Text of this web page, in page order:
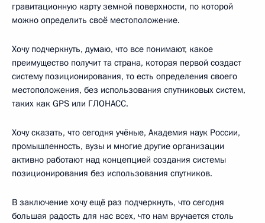
гравитационную карту земной поверхности, по которой
можно определить своё местоположение.
Хочу подчеркнуть, думаю, что все понимают, какое
преимущество получит та страна, которая первой создаст
систему позиционирования, то есть определения своего
местоположения, без использования спутниковых систем,
таких как GPS или ГЛОНАСС.
Хочу сказать, что сегодня учёные, Академия наук России,
промышленность, вузы и многие другие организации
активно работают над концепцией создания системы
позиционирования без использования спутников.
В заключение хочу ещё раз подчеркнуть, что сегодня
большая радость для нас всех, что нам вручается столь